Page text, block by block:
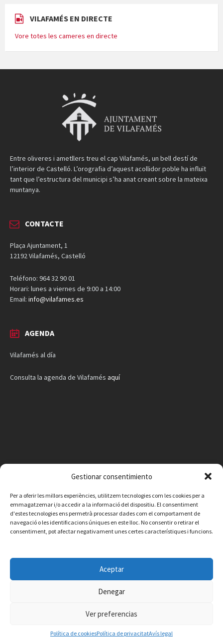
Gestionar consentimiento
Per a oferir les millors experiències, utilitzem tecnologies com les cookies per a
emmagatzemar i/o accedir a la informació del dispositiu. El consentiment
d'estes tecnologies ens permetrà processar dades com el comportament de
navegació o les identificacions úniques en este lloc. No consentir o retirar el
consentiment, pot afectar negativament unes certes característiques i funcions.
Aceptar
Denegar
Ver preferencias
Política de cookiesPolítica de privacitatAvís legal
VILAFAMÉS EN DIRECTE
Vore totes les cameres en directe
Entre oliveres i ametllers treu el cap Vilafamés, un bell destí de
l’interior de Castelló. L’orografia d’aquest acollidor poble ha influït
tant que l’estructura del municipi s’ha anat creant sobre la mateixa
muntanya.
CONTACTE
Plaça Ajuntament, 1
12192 Vilafamés, Castelló
Teléfono: 964 32 90 01
Horari: lunes a viernes de 9:00 a 14:00
Email: info@vilafames.es
AGENDA
Vilafamés al día
Consulta la agenda de Vilafamés aquí
Política de privacitat
© 2026 Ajuntament de Vilafamés - Desarrollada por